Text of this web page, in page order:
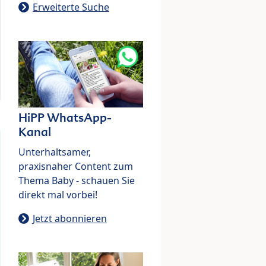
Erweiterte Suche
HiPP WhatsApp-
Kanal
Unterhaltsamer,
praxisnaher Content zum
Thema Baby - schauen Sie
direkt mal vorbei!
Jetzt abonnieren